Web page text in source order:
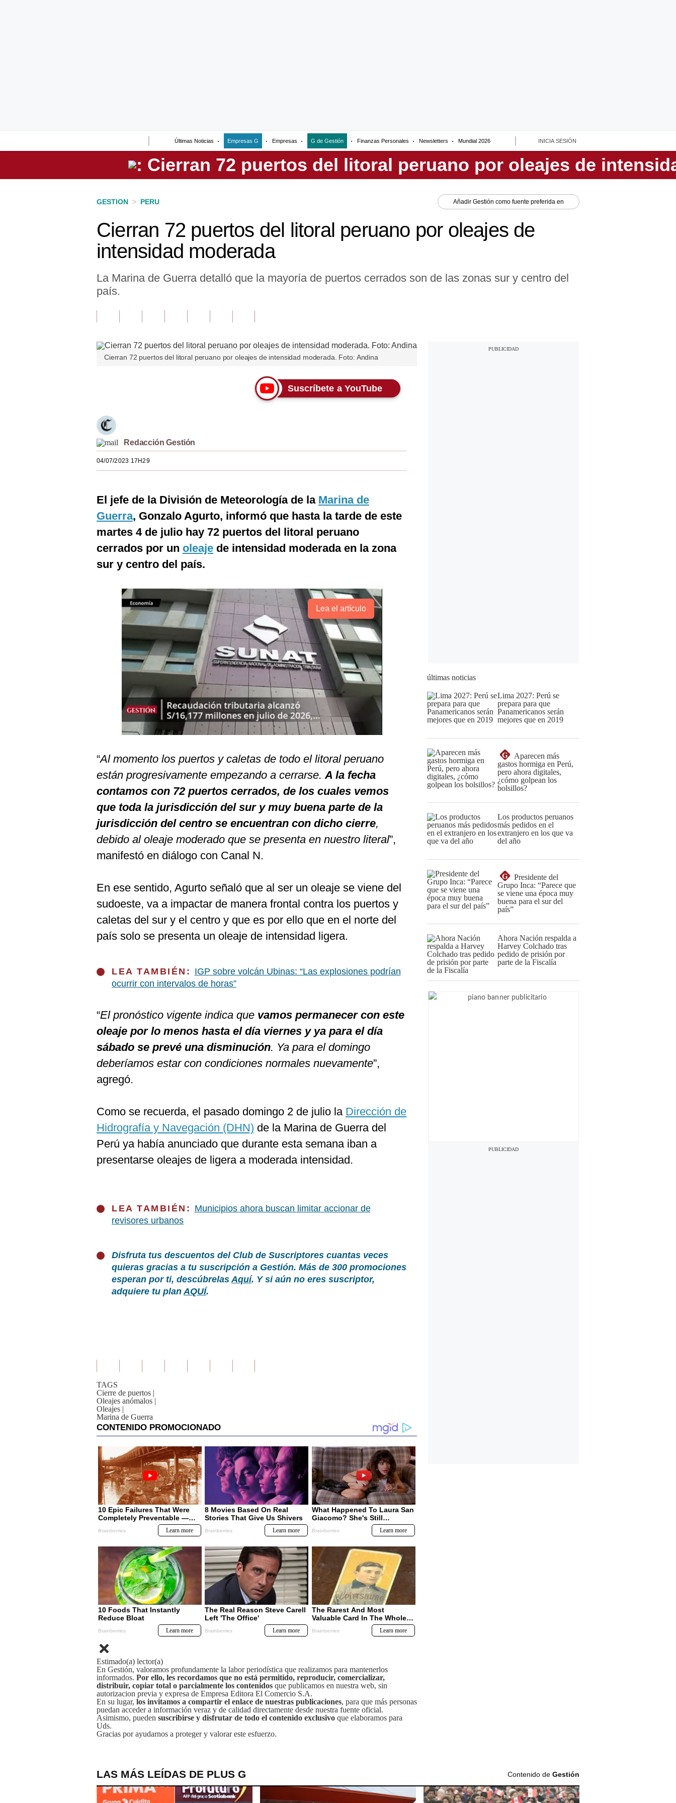
Últimas Noticias Empresas G Empresas G de Gestión Finanzas Personales Newsletters Mundial 2026 INICIA SESIÓN
Perú
GESTION > PERU Añadir Gestión como fuente preferida en
Cierran 72 puertos del litoral peruano por oleajes de
intensidad moderada
La Marina de Guerra detalló que la mayoría de puertos cerrados son de las zonas sur y centro del
país.
Cierran 72 puertos del litoral peruano por oleajes de intensidad moderada. Foto: Andina
Suscríbete a YouTube
Redacción Gestión
04/07/2023 17H29
El jefe de la División de Meteorología de la Marina de
Guerra, Gonzalo Agurto, informó que hasta la tarde de este
martes 4 de julio hay 72 puertos del litoral peruano
cerrados por un oleaje de intensidad moderada en la zona
sur y centro del país.
Lea el artículo
“Al momento los puertos y caletas de todo el litoral peruano
están progresivamente empezando a cerrarse.A la fecha
contamos con 72 puertos cerrados, de los cuales vemos
que toda la jurisdicción del sur y muy buena parte de la
jurisdicción del centro se encuentran con dicho cierre,
debido al oleaje moderado que se presenta en nuestro literal”,
manifestó en diálogo con Canal N.
En ese sentido, Agurto señaló que al ser un oleaje se viene del
sudoeste, va a impactar de manera frontal contra los puertos y
caletas del sur y el centro y que es por ello que en el norte del
país solo se presenta un oleaje de intensidad ligera.
LEA TAMBIÉN: IGP sobre volcán Ubinas: “Las explosiones podrían
ocurrir con intervalos de horas”
“El pronóstico vigente indica que vamos permanecer con este
oleaje por lo menos hasta el día viernes y ya para el día
sábado se prevé una disminución. Ya para el domingo
deberíamos estar con condiciones normales nuevamente”,
agregó.
Como se recuerda, el pasado domingo 2 de julio la Dirección de
Hidrografía y Navegación (DHN) de la Marina de Guerra del
Perú ya había anunciado que durante esta semana iban a
presentarse oleajes de ligera a moderada intensidad.
LEA TAMBIÉN: Municipios ahora buscan limitar accionar de
revisores urbanos
Disfruta tus descuentos del Club de Suscriptores cuantas veces
quieras gracias a tu suscripción a Gestión. Más de 300 promociones
esperan por ti, descúbrelasAquí. Y si aún no eres suscriptor,
adquiere tu planAQUÍ.
TAGS
Cierre de puertos |
Oleajes anómalos |
Oleajes |
Marina de Guerra
Estimado(a) lector(a)
En Gestión, valoramos profundamente la labor periodística que realizamos para mantenerlos
informados. Por ello, les recordamos que no está permitido, reproducir, comercializar,
distribuir, copiar total o parcialmente los contenidos que publicamos en nuestra web, sin
autorizacion previa y expresa de Empresa Editora El Comercio S.A.
En su lugar, los invitamos a compartir el enlace de nuestras publicaciones, para que más personas
puedan acceder a información veraz y de calidad directamente desde nuestra fuente oficial.
Asimismo, pueden suscribirse y disfrutar de todo el contenido exclusivo que elaboramos para
Uds.
Gracias por ayudarnos a proteger y valorar este esfuerzo.
últimas noticias
Lima 2027: Perú se
prepara para que
Panamericanos serán
mejores que en 2019
G
Aparecen más
gastos hormiga en Perú,
pero ahora digitales,
¿cómo golpean los
bolsillos?
Los productos peruanos
más pedidos en el
extranjero en los que va
del año
G
Presidente del
Grupo Inca: “Parece que
se viene una época muy
buena para el sur del
país”
Ahora Nación respalda a
Harvey Colchado tras
pedido de prisión por
parte de la Fiscalía
LAS MÁS LEÍDAS DE PLUS G Contenido de Gestión